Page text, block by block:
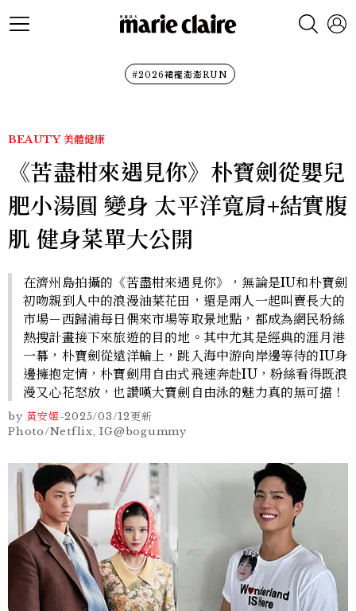
#2026裙襬澎澎RUN
BEAUTY 美體健康
《苦盡柑來遇見你》朴寶劍從嬰兒
肥小湯圓 變身 太平洋寬肩+結實腹
肌 健身菜單大公開
在濟州島拍攝的《苦盡柑來遇見你》，無論是IU和朴寶劍
初吻親到人中的浪漫油菜花田，還是兩人一起叫賣長大的
市場－西歸浦每日偶來市場等取景地點，都成為網民粉絲
熱搜計畫接下來旅遊的目的地。其中尤其是經典的涯月港
一幕，朴寶劍從遠洋輪上，跳入海中游向岸邊等待的IU身
邊擁抱定情，朴寶劍用自由式飛速奔赴IU，粉絲看得既浪
漫又心花怒放，也讚嘆大寶劍自由泳的魅力真的無可擋！
by 黃安姬-2025/03/12更新
Photo/Netflix, IG@bogummy